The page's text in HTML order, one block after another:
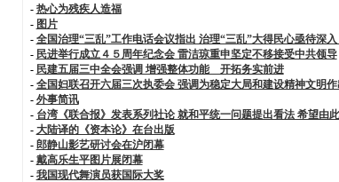
- 热心为残疾人造福
- 图片
- 全国治理“三乱”工作电话会议指出 治理“三乱”大得民心亟待
- 民进举行成立４５周年纪念会 雷洁琼重申坚定不移接受中共领导
- 民建五届三中全会强调 增强整体功能 开拓务实前进
- 全国妇联召开六届三次执委会 强调为稳定大局和建设精神文明
- 外事简讯
- 台湾《联合报》发表系列社论 就和平统一问题提出看法 希望由
- 大陆译的《资本论》在台出版
- 郎静山影艺研讨会在沪闭幕
- 戴高乐生平图片展闭幕
- 我国现代舞演员获国际大奖